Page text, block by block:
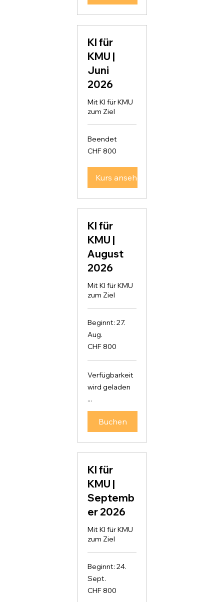
KI für
KMU |
Juni
2026
Mit KI für KMU
zum Ziel
Beendet
800
Schweizer
CHF 800
Kurs ansehen
KI für
KMU |
August
2026
Mit KI für KMU
zum Ziel
Beginnt: 27.
Aug.
800
Schweizer
CHF 800
Verfügbarkeit
wird geladen
...
Buchen
KI für
KMU |
Septemb
er 2026
Mit KI für KMU
zum Ziel
Beginnt: 24.
Sept.
800
Schweizer
CHF 800